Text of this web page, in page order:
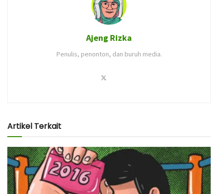
Ajeng Rizka
Penulis, penonton, dan buruh media.
Artikel Terkait